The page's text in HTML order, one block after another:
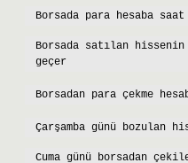
Borsada para hesaba
Borsada satılan hissenin
geçer
Borsadan para çekme
Çarşamba günü bozulan
Cuma günü borsadan